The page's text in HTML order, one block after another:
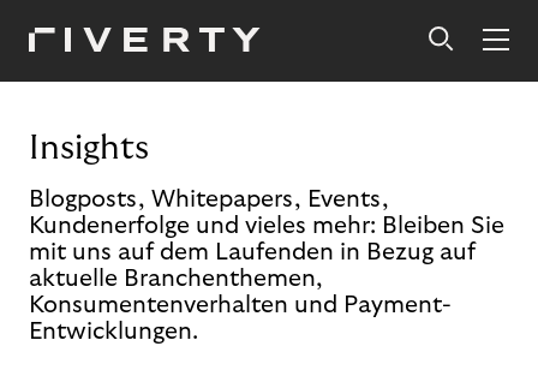
Insights
Blogposts, Whitepapers, Events,
Kundenerfolge und vieles mehr: Bleiben Sie
mit uns auf dem Laufenden in Bezug auf
aktuelle Branchenthemen,
Konsumentenverhalten und Payment-
Entwicklungen.